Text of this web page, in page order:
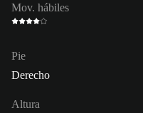
Mov. hábiles
Pie
Derecho
Altura